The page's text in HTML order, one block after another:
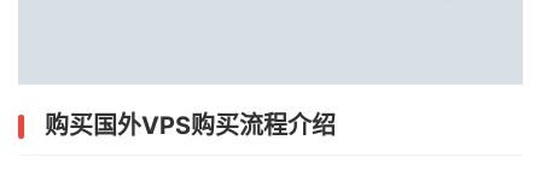
购买国外VPS购买流程介绍